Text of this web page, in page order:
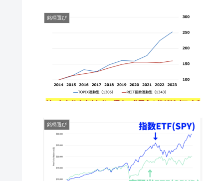
銘柄選び
銘柄選び